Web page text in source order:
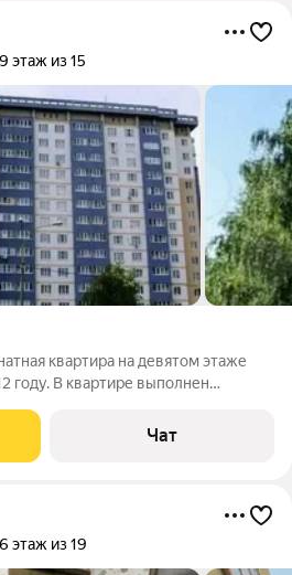
9 этаж из 15
квартира на девятом этаже
году. В квартире выполнен
тумба под ТВ, стенка с
и
Чат
6 этаж из 19